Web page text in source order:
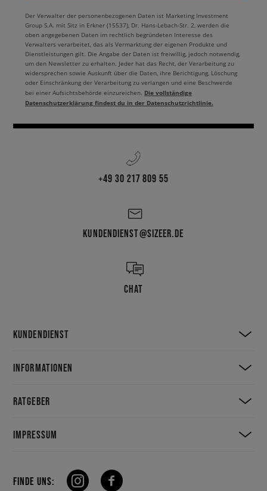
Der Verwalter der personenbezogenen Daten ist Marketing Investment
Group S.A. mit Sitz in Erkner (15537), Dr. Hans-Lebach-Str. 2, werden die
oben angegebenen Daten im rechtlich begründeten Interesse des
Verwalters verarbeitet, das als Vermarktung der eigenen Produkte und
Dienstleistungen gilt. Die Angabe der Daten ist freiwillig, jedoch notwendig,
um den Newsletter zu erhalten. Jeder hat das Recht, der Verarbeitung zu
widersprechen sowie Auskunft über die Daten, ihre Berichtigung, Löschung
oder Einschränkung der Verarbeitung zu verlangen und eine Beschwerde
bei einer Aufsichtsbehörde einzureichen. Die vollständige
Datenschutzerklärung findest du in der Datenschutzrichtlinie.
+49 30 217 809 55
KUNDENDIENST@SIZEER.DE
CHAT
KUNDENDIENST
INFORMATIONEN
RATGEBER
IMPRESSUM
FINDE UNS: